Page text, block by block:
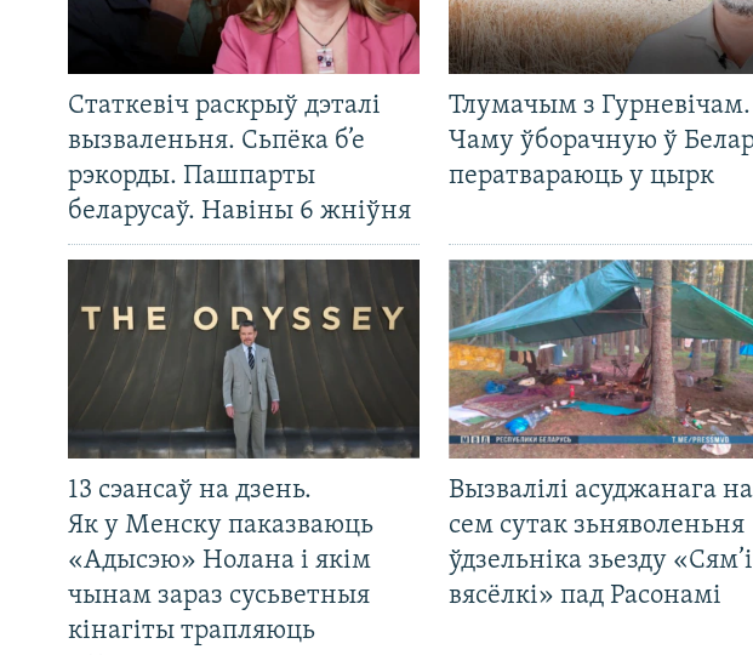
Статкевіч раскрыў дэталі
вызваленьня. Сьпёка б’е
рэкорды. Пашпарты
беларусаў. Навіны 6 жніўня
Тлумачым з Гурневічам.
Чаму ўборачную ў
ператвараюць у цырк
13 сэансаў на дзень.
Як у Менску паказваюць
«Адысэю» Нолана і якім
чынам зараз сусьветныя
кінагіты трапляюць
Вызвалілі асуджанага на
сем сутак зьняволеньня
ўдзельніка зьезду «Сям’і
вясёлкі» пад Расонамі